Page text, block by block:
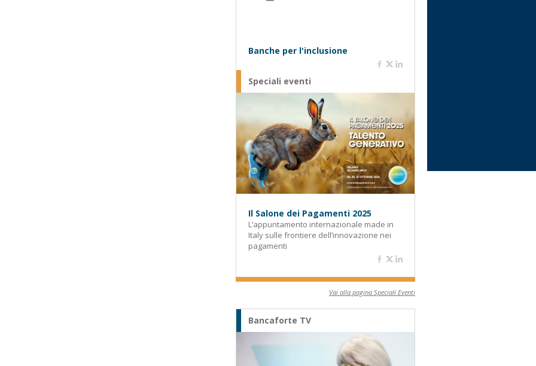
Banche per l'inclusione
Speciali eventi
Il Salone dei Pagamenti 2025
L’appuntamento internazionale made in
Italy sulle frontiere dell’innovazione nei
pagamenti
Vai alla pagina Speciali Eventi
Bancaforte TV